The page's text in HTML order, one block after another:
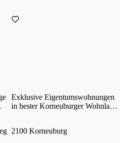
Exklusive Eigentumswohnungen
in bester Korneuburger Wohnlage
2100 Korneuburg